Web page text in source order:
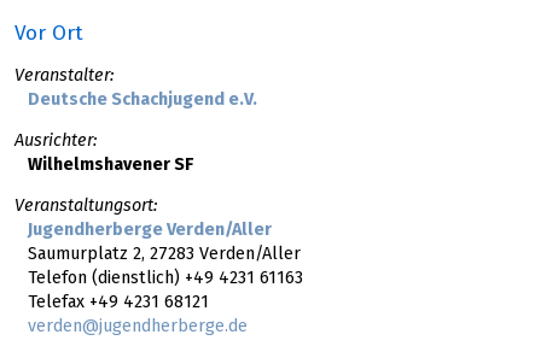
Vor Ort
Veranstalter:
Deutsche Schachjugend e.V.
Ausrichter:
Wilhelmshavener SF
Veranstaltungsort:
Jugendherberge Verden/Aller
Saumurplatz 2, 27283 Verden/Aller
Telefon (dienstlich) +49 4231 61163
Telefax +49 4231 68121
verden@jugendherberge.de